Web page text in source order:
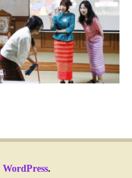
WordPress.